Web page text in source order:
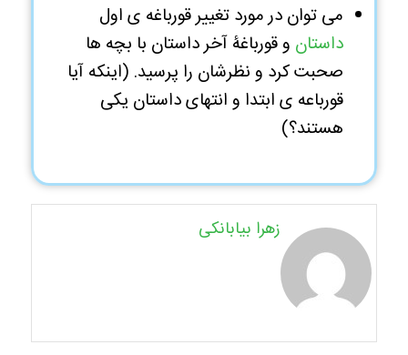
می توان در مورد تغییر قورباغه ی اول
داستان و قورباغۀ آخر داستان با بچه ها
صحبت کرد و نظرشان را پرسید. (اینکه آیا
قورباعه ی ابتدا و انتهای داستان یکی
هستند؟)
زهرا بیابانکی